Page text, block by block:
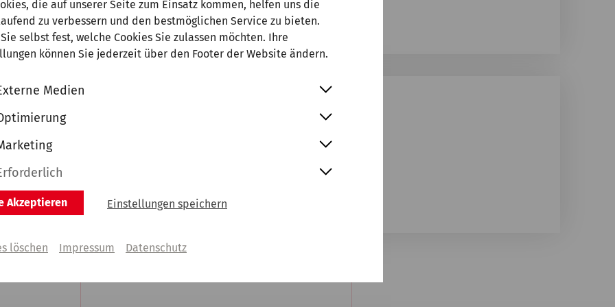
die auf unserer Seite zum Einsatz kommen, helfen uns die
zu verbessern und den bestmöglichen Service zu bieten.
selbst fest, welche Cookies Sie zulassen möchten. Ihre
können Sie jederzeit über den Footer der Website ändern.
Medien
Akzeptieren Einstellungen speichern
löschen Impressum Datenschutz
kaufen Abo+ Tickets Was bedeutet Abo+?
| 75,00 | 65,00 | 50,00 | 35,00
  zzgl. VVK
22. Mai 2027 | 20:00 Uhr
Jin Cho
| 50,00 | 44,00 | 38,00 | 27,00  zzgl. VVK